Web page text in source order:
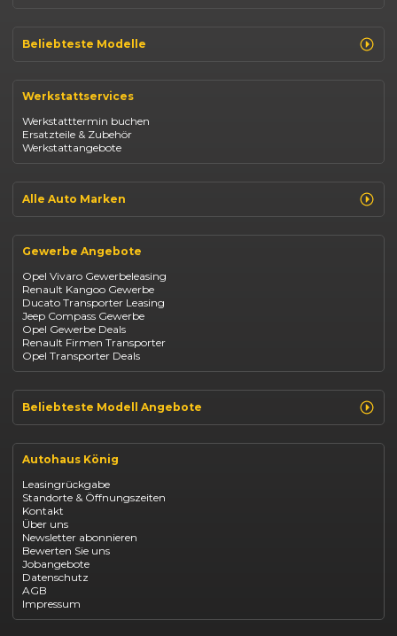
Beliebteste Modelle
Opel Corsa
Fiat 500
Dacia Duster
Dacia Sandero
Jeep Compass
Suzuki Vitara
Suzuki Swift
Mazda CX-30
Werkstattservices
Werkstatttermin buchen
Ersatzteile & Zubehör
Werkstattangebote
Alle Auto Marken
Opel
Fiat
Jeep
Suzuki
BYD
Kia
Mazda
Citroën
Abarth
Fiat Professional
Gewerbe Angebote
Opel Vivaro Gewerbeleasing
Renault Kangoo Gewerbe
Ducato Transporter Leasing
Jeep Compass Gewerbe
Opel Gewerbe Deals
Renault Firmen Transporter
Opel Transporter Deals
Beliebteste Modell Angebote
Renault Arkana Leasing
Renault Captur Leasing
Opel Astra leasen
Opel Mokka kaufen
Opel Grandland finanzieren
Opel Vivaro Gewerbeleasing
Fiat 500 finanzieren
Fiat Panda leasen
Dacia Duster finanzieren
Dacia Sandero kaufen
Dacia Jogger leasen
Jeep Compass leasen
Jeep Renegade finanzieren
Autohaus König
Leasingrückgabe
Standorte & Öffnungszeiten
Kontakt
Über uns
Newsletter abonnieren
Bewerten Sie uns
Jobangebote
Datenschutz
AGB
Impressum